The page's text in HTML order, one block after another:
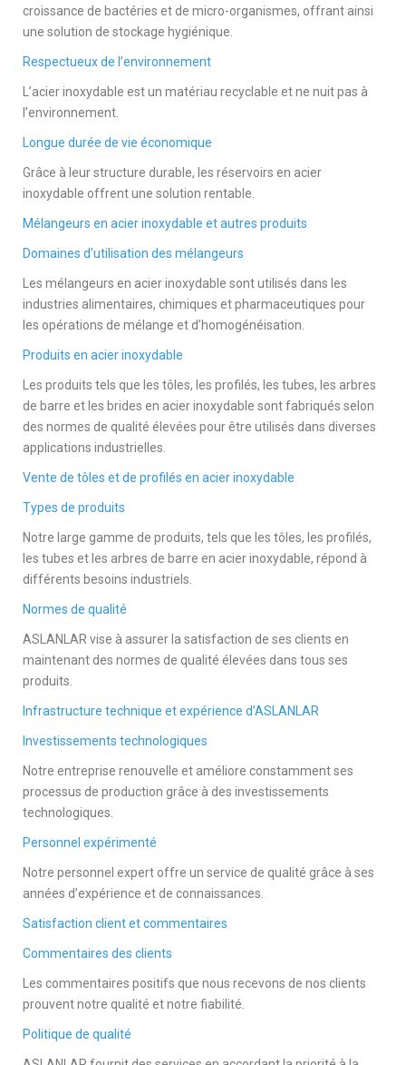
croissance de bactéries et de micro-organismes, offrant ainsi
une solution de stockage hygiénique.
Respectueux de l’environnement
L’acier inoxydable est un matériau recyclable et ne nuit pas à
l’environnement.
Longue durée de vie économique
Grâce à leur structure durable, les réservoirs en acier
inoxydable offrent une solution rentable.
Mélangeurs en acier inoxydable et autres produits
Domaines d’utilisation des mélangeurs
Les mélangeurs en acier inoxydable sont utilisés dans les
industries alimentaires, chimiques et pharmaceutiques pour
les opérations de mélange et d’homogénéisation.
Produits en acier inoxydable
Les produits tels que les tôles, les profilés, les tubes, les arbres
de barre et les brides en acier inoxydable sont fabriqués selon
des normes de qualité élevées pour être utilisés dans diverses
applications industrielles.
Vente de tôles et de profilés en acier inoxydable
Types de produits
Notre large gamme de produits, tels que les tôles, les profilés,
les tubes et les arbres de barre en acier inoxydable, répond à
différents besoins industriels.
Normes de qualité
ASLANLAR vise à assurer la satisfaction de ses clients en
maintenant des normes de qualité élevées dans tous ses
produits.
Infrastructure technique et expérience d’ASLANLAR
Investissements technologiques
Notre entreprise renouvelle et améliore constamment ses
processus de production grâce à des investissements
technologiques.
Personnel expérimenté
Notre personnel expert offre un service de qualité grâce à ses
années d’expérience et de connaissances.
Satisfaction client et commentaires
Commentaires des clients
Les commentaires positifs que nous recevons de nos clients
prouvent notre qualité et notre fiabilité.
Politique de qualité